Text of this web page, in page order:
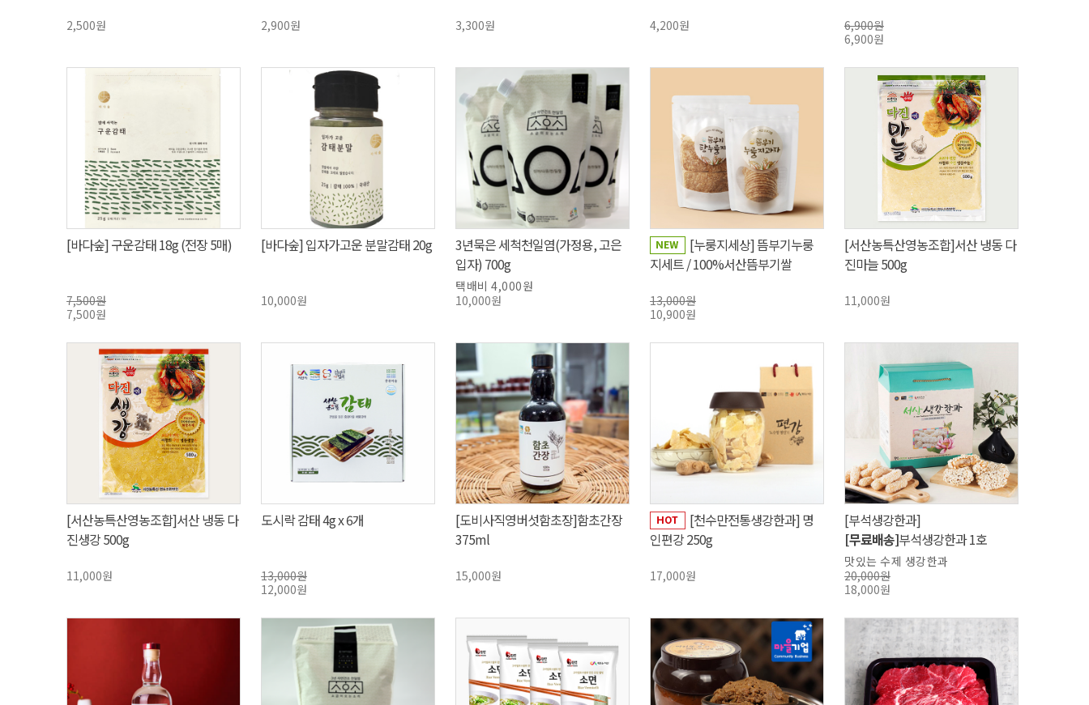
2,500원 2,900원 3,300원 4,200원
6,900원
6,900원
[바다숲] 구운감태 18g (전장 5매)
7,500원
7,500원
[바다숲] 입자가고운 분말감태 20g
10,000원
3년묵은 세척천일염(가정용, 고은
입자) 700g
택배비 4,000원
10,000원
[누룽지세상] 뜸부기누룽
지세트 / 100%서산뜸부기쌀
13,000원
10,900원
[서산농특산영농조합]서산 냉동 다
진마늘 500g
11,000원
[서산농특산영농조합]서산 냉동 다
진생강 500g
11,000원
도시락 감태 4g x 6개
13,000원
12,000원
[도비사직영버섯함초장]함초간장
375ml
15,000원
[천수만전통생강한과] 명
인편강 250g
17,000원
[부석생강한과]
[무료배송]부석생강한과 1호
맛있는 수제 생강한과
20,000원
18,000원